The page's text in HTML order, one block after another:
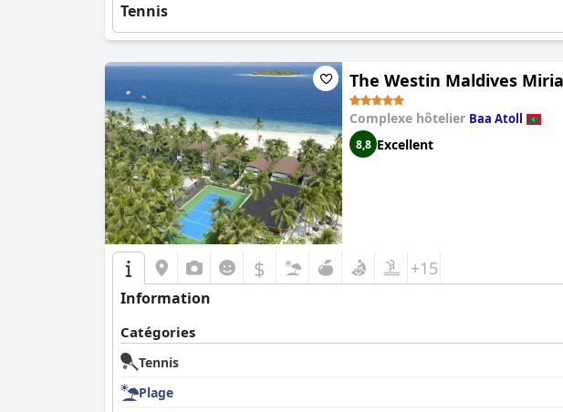
Tennis
The Westin Maldives
Complexe hôtelier Baa Atoll
8,8 Excellent
$ +15
Information
Catégories
Tennis
Plage